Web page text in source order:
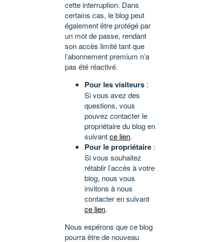
cette interruption. Dans
certains cas, le blog peut
également être protégé par
un mot de passe, rendant
son accès limité tant que
l’abonnement premium n’a
pas été réactivé.
Pour les visiteurs :
Si vous avez des
questions, vous
pouvez contacter le
propriétaire du blog en
suivantce lien.
Pour le propriétaire :
Si vous souhaitez
rétablir l’accès à votre
blog, nous vous
invitons à nous
contacter en suivant
ce lien.
Nous espérons que ce blog
pourra être de nouveau